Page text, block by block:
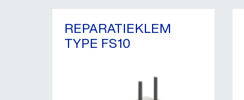
REPARATIEKLEM
TYPE FS10